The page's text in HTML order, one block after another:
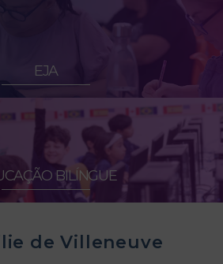
EJA
BILÍNGUE
de Villeneuve